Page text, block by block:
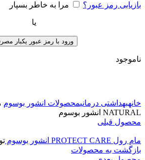
بازیابی رمز عبور؟ مرا به خاطر بسپار
یا
ورود با رمز عبور یکبار
ناموجود
خانهبهداشتی درمانیمحصولات انشور بوسوم
NATURAL انشور بوسوم
محصول قبلی
مام رول PROTECT CARE انشور بوسوم
بازگشت به محصولات